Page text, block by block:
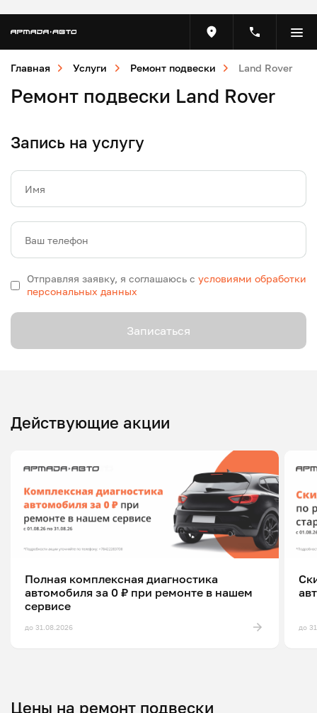
Главная Услуги Ремонт подвески Land Rover
Ремонт подвески Land Rover
Запись на услугу
Имя
Ваш телефон
Отправляя заявку, я соглашаюсь с условиями обработки
персональных данных
Записаться
Действующие акции
Полная комплексная диагностика
автомобиля за 0 ₽ при ремонте в нашем
сервисе
до 31.08.2026 до
Цены на ремонт подвески